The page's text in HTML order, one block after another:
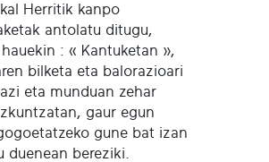
Herritik kanpo
antolatu ditugu,
: « Kantuketan »,
bilketa eta balorazioari
eta munduan zehar
gaur egun
gune bat izan
bereziki.